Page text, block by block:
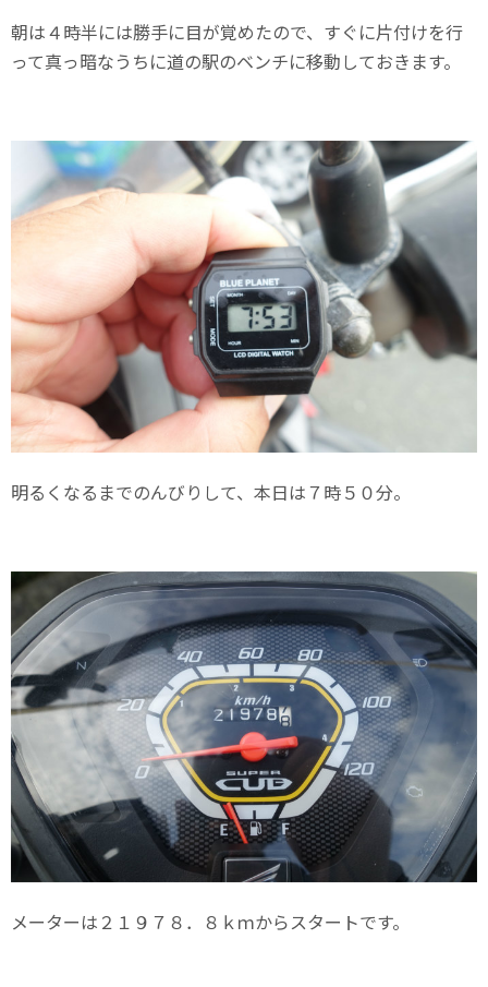
朝は４時半には勝手に目が覚めたので、すぐに片付けを行
って真っ暗なうちに道の駅のベンチに移動しておきます。
明るくなるまでのんびりして、本日は７時５０分。
メーターは２１９７８．８ｋｍからスタートです。